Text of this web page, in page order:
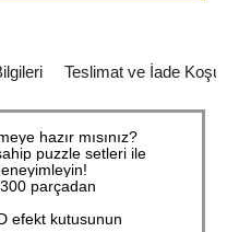
Teslimat ve İade
hazır mısınız?
puzzle setleri ile
parçadan
efekt kutusunun